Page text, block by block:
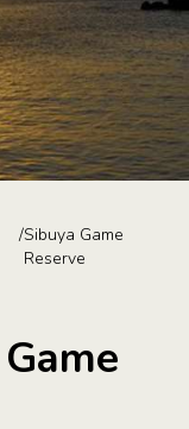
/Sibuya Game
Reserve